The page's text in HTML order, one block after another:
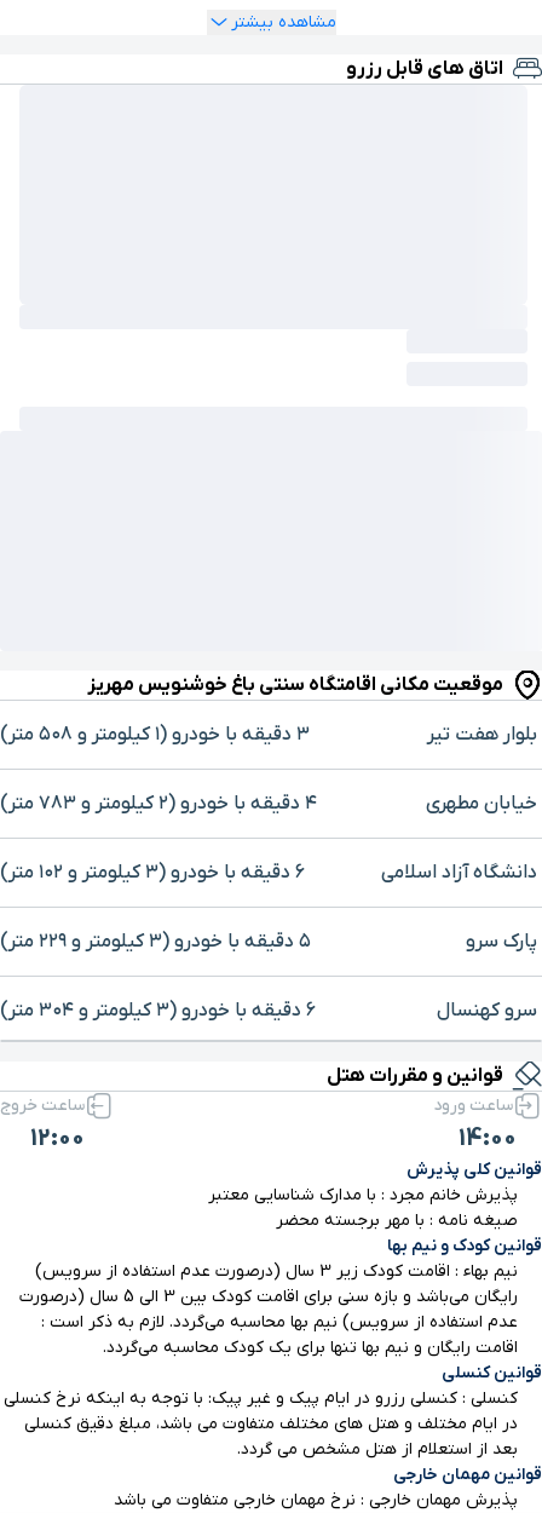
مشاهده بیشتر
اتاق های قابل رزرو
موقعیت مکانی اقامتگاه سنتی باغ خوشنویس مهریز
بلوار هفت تیر ۳ دقیقه با خودرو (۱ کیلومتر و ۵۰۸ متر)
خیابان مطهری ۴ دقیقه با خودرو (۲ کیلومتر و ۷۸۳ متر)
دانشگاه آزاد اسلامی ۶ دقیقه با خودرو (۳ کیلومتر و ۱۰۲ متر)
پارک سرو ۵ دقیقه با خودرو (۳ کیلومتر و ۲۲۹ متر)
سرو کهنسال ۶ دقیقه با خودرو (۳ کیلومتر و ۳۰۴ متر)
دانشگاه پیام نور
رستوران لاله
چشمه آب حسن آباد ۹ دقیقه با خودرو (۵ کیلومتر و ۶۵۳ متر)
رستوران باغ آهو
بلوار هفت تیر ۳ دقیقه با خودرو(۱ کیلومتر و ۵۰۸ متر)
خیابان مطهری ۴ دقیقه با خودرو(۲ کیلومتر و ۷۸۳ متر)
دانشگاه آزاد اسلامی ۶ دقیقه با خودرو(۳ کیلومتر و ۱۰۲ متر)
برای بزرگنمایی روی نقشه کلیک کنید
قوانین و مقررات هتل
ساعت ورود
14:00
ساعت خروج
12:00
قوانین کلی پذیرش
پذیرش خانم مجرد : با مدارک شناسایی معتبر
صیغه نامه : با مهر برجسته محضر
قوانین کودک و نیم بها
نیم بهاء : اقامت کودک زیر 3 سال (درصورت عدم استفاده از سرویس)
رایگان می‌باشد و بازه سنی برای اقامت کودک بین 3 الی 5 سال (درصورت
عدم استفاده از سرویس) نیم بها محاسبه می‌گردد. لازم به ذکر است :
اقامت رایگان و نیم بها تنها برای یک کودک محاسبه می‌گردد.
قوانین کنسلی
کنسلی : کنسلی رزرو در ایام پیک و غیر پیک: با توجه به اینکه نرخ کنسلی
در ایام مختلف و هتل های مختلف متفاوت می باشد، مبلغ دقیق کنسلی
بعد از استعلام از هتل مشخص می گردد.
قوانین مهمان خارجی
پذیرش مهمان خارجی : نرخ مهمان خارجی متفاوت می باشد